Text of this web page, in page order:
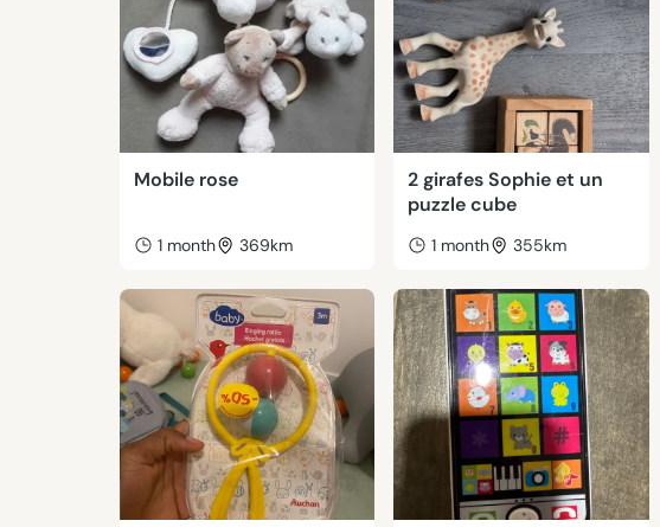
Mobile rose
1 month 369km
2 girafes Sophie et un
puzzle cube
1 month 355km